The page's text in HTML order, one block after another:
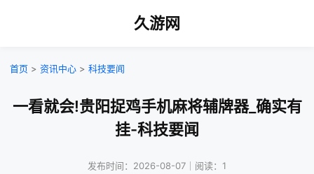
久游网
首页 > 资讯中心 > 科技要闻
一看就会!贵阳捉鸡手机麻将辅牌器_确实有
挂-科技要闻
发布时间：2026-08-07｜阅读：1